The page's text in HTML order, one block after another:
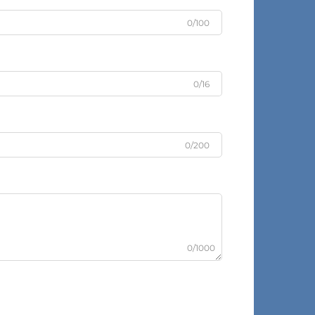
0/100
0/16
0/200
0/1000